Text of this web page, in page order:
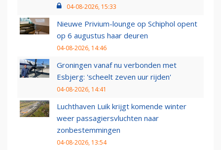
04-08-2026, 15:33
Nieuwe Privium-lounge op Schiphol opent
op 6 augustus haar deuren
04-08-2026, 14:46
Groningen vanaf nu verbonden met
Esbjerg: 'scheelt zeven uur rijden'
04-08-2026, 14:41
Luchthaven Luik krijgt komende winter
weer passagiersvluchten naar
zonbestemmingen
04-08-2026, 13:54